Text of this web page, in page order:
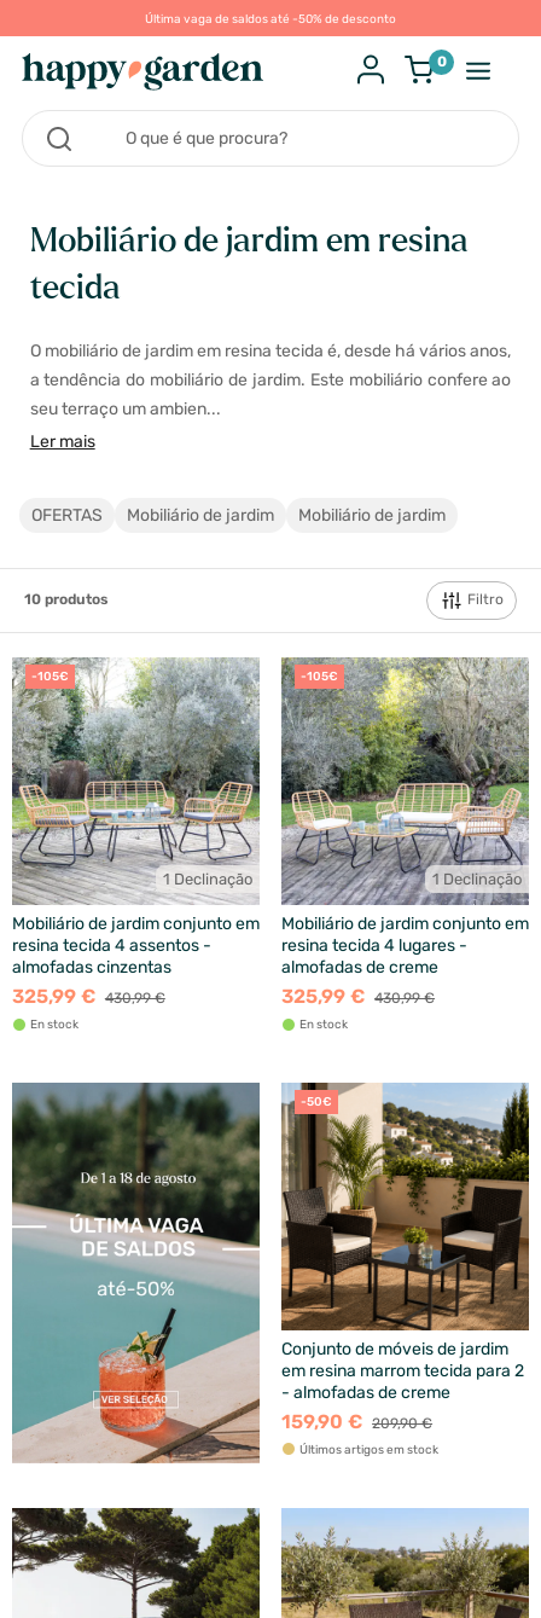
Última vaga de saldos até -50% de desconto
0
Mobiliário de jardim em resina
tecida
O mobiliário de jardim em resina tecida é, desde há vários anos,
a tendência do mobiliário de jardim. Este mobiliário confere ao
seu terraço um ambien...
Ler mais
OFERTAS Mobiliário de jardim Mobiliário de jardim
10 produtos Filtro
-105€
1 Declinação
Mobiliário de jardim conjunto em
resina tecida 4 assentos -
almofadas cinzentas
325,99 € 430,99 €
En stock
-105€
1 Declinação
Mobiliário de jardim conjunto em
resina tecida 4 lugares -
almofadas de creme
325,99 € 430,99 €
En stock
-50€
Conjunto de móveis de jardim
em resina marrom tecida para 2
- almofadas de creme
159,90 € 209,90 €
Últimos artigos em stock